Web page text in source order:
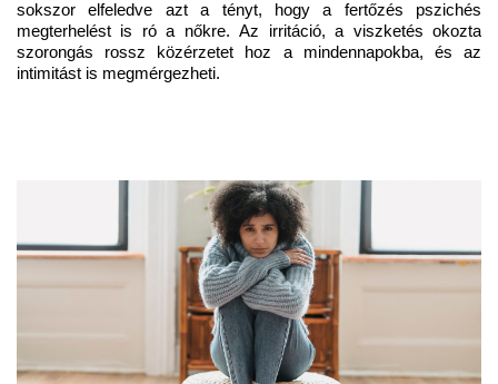
sokszor elfeledve azt a tényt, hogy a fertőzés pszichés
megterhelést is ró a nőkre. Az irritáció, a viszketés okozta
szorongás rossz közérzetet hoz a mindennapokba, és az
intimitást is megmérgezheti.